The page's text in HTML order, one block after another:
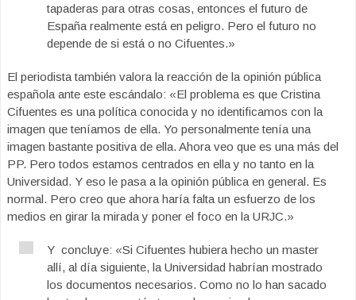
tapaderas para otras cosas, entonces el futuro de
España realmente está en peligro. Pero el futuro no
depende de si está o no Cifuentes.»
El periodista también valora la reacción de la opinión pública
española ante este escándalo: «El problema es que Cristina
Cifuentes es una política conocida y no identificamos con la
imagen que teníamos de ella. Yo personalmente tenía una
imagen bastante positiva de ella. Ahora veo que es una más del
PP. Pero todos estamos centrados en ella y no tanto en la
Universidad. Y eso le pasa a la opinión pública en general. Es
normal. Pero creo que ahora haría falta un esfuerzo de los
medios en girar la mirada y poner el foco en la URJC.»
Y concluye: «Si Cifuentes hubiera hecho un master
allí, al día siguiente, la Universidad habrían mostrado
los documentos necesarios. Como no lo han sacado